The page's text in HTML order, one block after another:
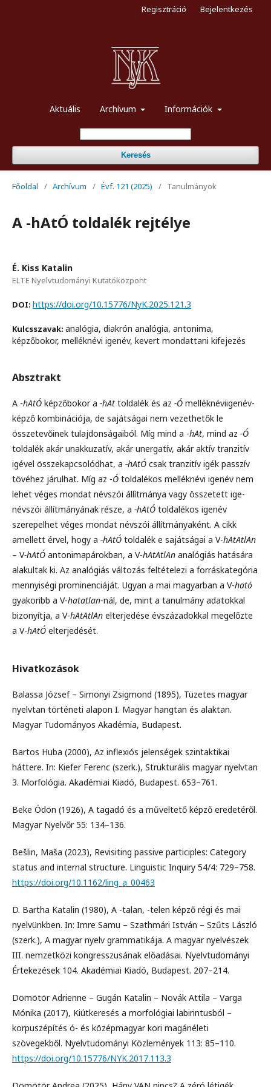
Aktuális Archívum Információk
Keresés
Regisztráció Bejelentkezés
Főoldal / Archívum / Évf. 121 (2025) / Tanulmányok
A -hAtÓ toldalék rejtélye
É. Kiss Katalin
ELTE Nyelvtudományi Kutatóközpont
DOI: https://doi.org/10.15776/NyK.2025.121.3
Kulcsszavak: analógia, diakrón analógia, antonima,
képzőbokor, melléknévi igenév, kevert mondattani kifejezés
Absztrakt
A -hAtÓ képzőbokor a -hAt toldalék és az -Ó melléknéviigenév-
képző kombinációja, de sajátságai nem vezethetők le
összetevőinek tulajdonságaiból. Míg mind a -hAt, mind az -Ó
toldalék akár unakkuzatív, akár unergatív, akár aktív tranzitív
igével összekapcsolódhat, a -hAtÓ csak tranzitív igék passzív
tövéhez járulhat. Míg az -Ó toldalékos melléknévi igenév nem
lehet véges mondat névszói állítmánya vagy összetett ige-
névszói állítmányának része, a -hAtÓ toldalékos igenév
szerepelhet véges mondat névszói állítmányaként. A cikk
amellett érvel, hogy a -hAtÓ toldalék e sajátságai a V-hAtAtlAn
– V-hAtÓ antonimapárokban, a V-hAtAtlAn analógiás hatására
alakultak ki. Az analógiás változás feltételezi a forráskategória
mennyiségi prominenciáját. Ugyan a mai magyarban a V-ható
gyakoribb a V-hatatlan-nál, de, mint a tanulmány adatokkal
bizonyítja, a V-hAtAtlAn elterjedése évszázadokkal megelőzte
a V-hAtÓ elterjedését.
Hivatkozások
Balassa József – Simonyi Zsigmond (1895), Tüzetes magyar
nyelvtan történeti alapon I. Magyar hangtan és alaktan.
Magyar Tudományos Akadémia, Budapest.
Bartos Huba (2000), Az inflexiós jelenségek szintaktikai
háttere. In: Kiefer Ferenc (szerk.), Strukturális magyar nyelvtan
3. Morfológia. Akadémiai Kiadó, Budapest. 653–761.
Beke Ödön (1926), A tagadó és a műveltető képző eredetéről.
Magyar Nyelvőr 55: 134–136.
Bešlin, Maša (2023), Revisiting passive participles: Category
status and internal structure. Linguistic Inquiry 54/4: 729–758.
https://doi.org/10.1162/ling_a_00463
D. Bartha Katalin (1980), A -talan, -telen képző régi és mai
nyelvünkben. In: Imre Samu – Szathmári István – Szűts László
(szerk.), A magyar nyelv grammatikája. A magyar nyelvészek
III. nemzetközi kongresszusának előadásai. Nyelvtudományi
Értekezések 104. Akadémiai Kiadó, Budapest. 207–214.
Dömötör Adrienne – Gugán Katalin – Novák Attila – Varga
Mónika (2017), Kiútkeresés a morfológiai labirintusból –
korpuszépítés ó- és középmagyar kori magánéleti
szövegekből. Nyelvtudományi Közlemények 113: 85–110.
https://doi.org/10.15776/NYK.2017.113.3